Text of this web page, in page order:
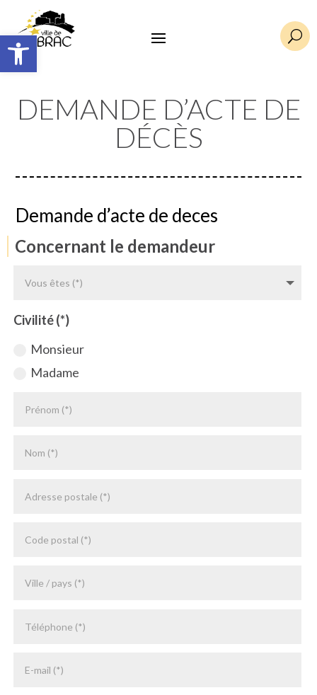
Ouvrir la barre d’outils U
DEMANDE D’ACTE DE
DÉCÈS
Demande d’acte de deces
Concernant le demandeur
Civilité (*)
Monsieur
Madame